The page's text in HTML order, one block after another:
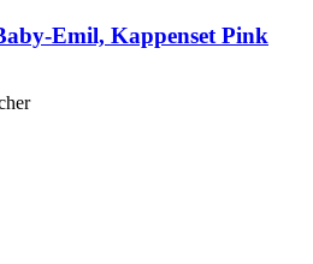
​Emil, Kappenset Pink